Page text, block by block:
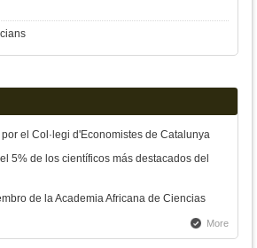
el Col·legi d'Economistes de Catalunya
5% de los científicos más destacados del
de la Academia Africana de Ciencias
More